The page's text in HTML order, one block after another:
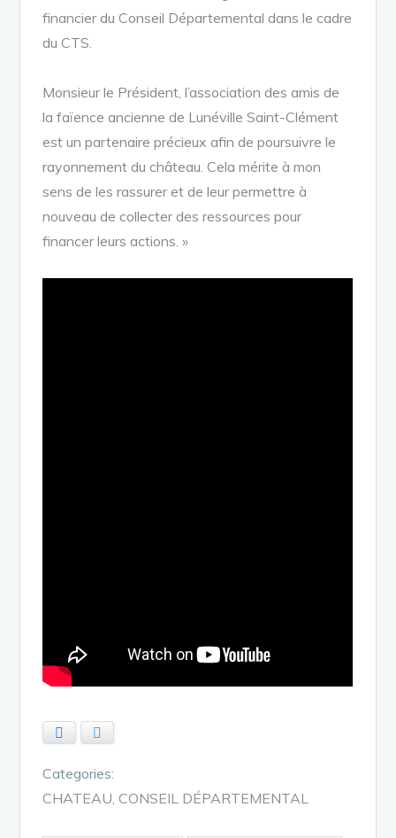
financier du Conseil Départemental dans le cadre
du CTS.
Monsieur le Président, l’association des amis de
la faïence ancienne de Lunéville Saint-Clément
est un partenaire précieux afin de poursuivre le
rayonnement du château. Cela mérite à mon
sens de les rassurer et de leur permettre à
nouveau de collecter des ressources pour
financer leurs actions. »
Categories:
CHATEAU CONSEIL DÉPARTEMENTAL